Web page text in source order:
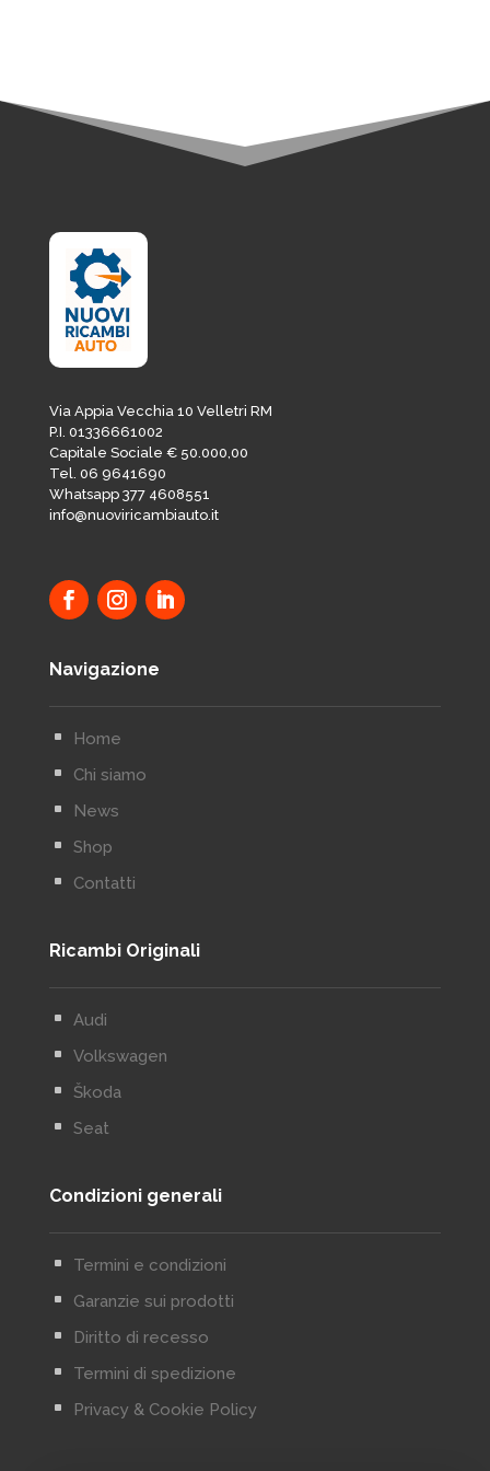
Via Appia Vecchia 10 Velletri RM
P.I. 01336661002
Capitale Sociale € 50.000,00
Tel. 06 9641690
Whatsapp 377 4608551
info@nuoviricambiauto.it
Navigazione
^ Home
^ Chi siamo
^ News
^ Shop
^ Contatti
Ricambi Originali
^ Audi
^ Volkswagen
^ Škoda
^ Seat
Condizioni generali
^ Termini e condizioni
^ Garanzie sui prodotti
^ Diritto di recesso
^ Termini di spedizione
^ Privacy & Cookie Policy